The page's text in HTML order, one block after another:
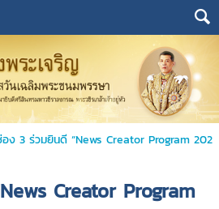
ง 3 ร่วมยินดี “News Creator Program 202
Creator Program